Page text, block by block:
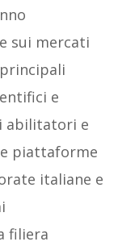
sui mercati
e
abilitatori e
piattaforme
italiane e
filiera